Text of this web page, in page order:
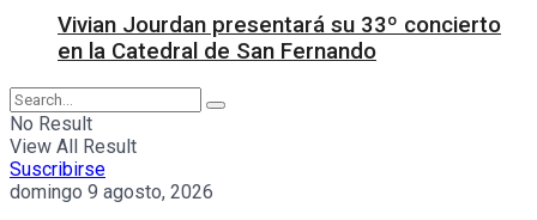
Vivian Jourdan presentará su 33º concierto
en la Catedral de San Fernando
No Result
View All Result
Suscribirse
domingo 9 agosto, 2026